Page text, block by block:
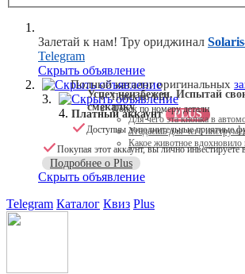
Залетай к нам! Тру ориджинал
Telegram
Скрыть объявление
Полный каталог оригинальных
Поиск по VIN
Поиск по номеру детали
Скрыть объявление
Успех неизбежен. Испытай
смекалку
Для чего эта кнопка в
Угадаешь для чего
Какое животное вдохновило
Скрыть объявление
Платный аккаунт PLUS
Доступны дополнительные приятные
Покупая этот аккаунт, вы лично инвестируете
Подробнее о Plus
Скрыть объявление
Telegram Каталог Квиз Plus